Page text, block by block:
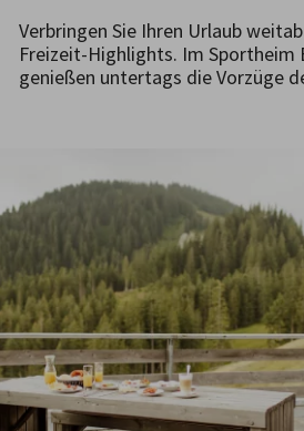
Verbringen Sie Ihren Urlaub
Freizeit-Highlights. Im Sportheim
genießen untertags die Vorzüge